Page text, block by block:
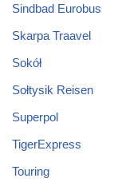
Sindbad Eurobus
Skarpa Traavel
Sokół
Sołtysik Reisen
Superpol
TigerExpress
Touring